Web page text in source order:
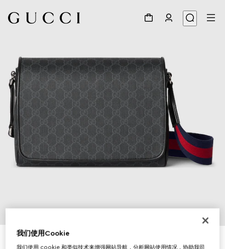
GG黑色中号斜挎包
我们使用Cookie
我们使用 cookie 和类似技术来增强网站导航，分析网站使用情况，协助我司